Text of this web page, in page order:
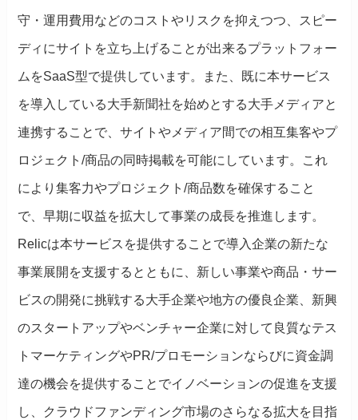
守・運用費用などのコストやリスクを抑えつつ、スピー
ディにサイトを立ち上げることが出来るプラットフォー
ムをSaaS型で提供しています。また、既に本サービス
を導入している大手新聞社を始めとする大手メディアと
連携することで、サイトやメディア間での相互集客やプ
ロジェクト/商品の同時掲載を可能にしています。これ
により集客力やプロジェクト/商品数を確保すること
で、早期に収益を拡大して事業の成長を推進します。
Relicは本サービスを提供することで導入企業の新たな
事業展開を支援するとともに、新しい事業や商品・サー
ビスの開発に挑戦する大手企業や地方の優良企業、新興
のスタートアップやベンチャー企業に対して良質なテス
トマーケティングやPR/プロモーションならびに資金調
達の機会を提供することでイノベーションの促進を支援
し、クラウドファンディング市場のさらなる拡大を目指